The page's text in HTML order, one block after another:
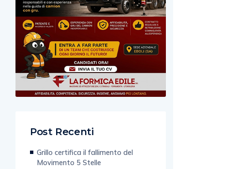
Post Recenti
Grillo certifica il fallimento del
Movimento 5 Stelle